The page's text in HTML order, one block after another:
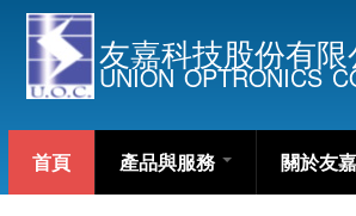
友嘉科技股份有限
UNION OPTRONICS
首頁 產品與服務 關於友嘉